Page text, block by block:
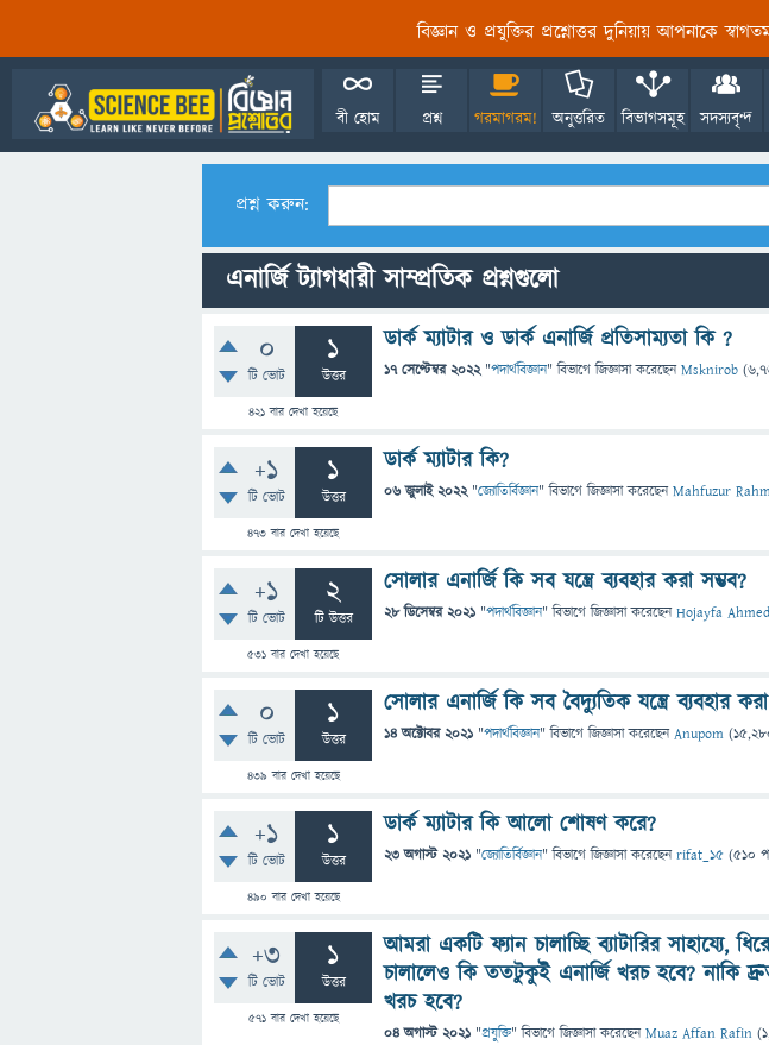
বিজ্ঞান ও প্রযুক্তির প্রশ্নোত্তর দুনিয়ায় আপনাকে
বী হোম প্রশ্ন গরমাগরম! অনুত্তরিত বিভাগসমূহ সদস্যবৃন্দ
প্রশ্ন করুন:
এনার্জি ট্যাগধারী সাম্প্রতিক প্রশ্নগুলো
0
টি ভোট
1
উত্তর
421 বার দেখা হয়েছে
ডার্ক ম্যাটার ও ডার্ক এনার্জি প্রতিসাম্যতা কি ?
17 সেপ্টেম্বর 2022 "পদার্থবিজ্ঞান" বিভাগে জিজ্ঞাসাকরেছেনMsknirob (
+1
টি ভোট
1
উত্তর
473 বার দেখা হয়েছে
ডার্ক ম্যাটার কি?
06 জুলাই 2022 "জ্যোতির্বিজ্ঞান" বিভাগে জিজ্ঞাসাকরেছেনMahfuzur
+1
টি ভোট
2
টি উত্তর
531 বার দেখা হয়েছে
সোলার এনার্জি কি সব যন্ত্রে ব্যবহার করা সম্ভব?
28 ডিসেম্বর 2021 "পদার্থবিজ্ঞান" বিভাগে জিজ্ঞাসাকরেছেনHojayfa Ahmed
0
টি ভোট
1
উত্তর
439 বার দেখা হয়েছে
সোলার এনার্জি কি সব বৈদ্যুতিক যন্ত্রে ব্যবহার
14 অক্টোবর 2021 "পদার্থবিজ্ঞান" বিভাগে জিজ্ঞাসাকরেছেনAnupom (
+1
টি ভোট
1
উত্তর
490 বার দেখা হয়েছে
ডার্ক ম্যাটার কি আলো শোষণ করে?
23 অগাস্ট 2021 "জ্যোতির্বিজ্ঞান" বিভাগে জিজ্ঞাসাকরেছেনrifat_15 (510
+3
টি ভোট
1
উত্তর
571বার দেখা হয়েছে
আমরা একটি ফ্যান চালাচ্ছি ব্যাটারির সাহায্যে,
চালালেও কি ততটুকুই এনার্জি খরচ হবে? নাকি
খরচ হবে?
04 অগাস্ট 2021 "প্রযুক্তি" বিভাগে জিজ্ঞাসাকরেছেনMuaz Affan Rafin (